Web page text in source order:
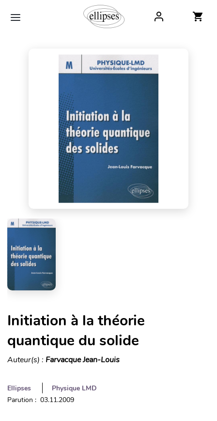
Initiation à la théorie
quantique du solide
Auteur(s) : Farvacque Jean-Louis
Ellipses
Physique LMD
Parution : 03.11.2009